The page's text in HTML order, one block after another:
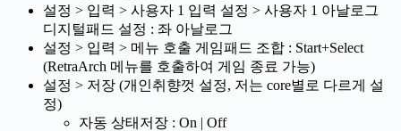
설정 > 입력 > 사용자 1 입력 설정 > 사용자 1 아날로그
디지털패드 설정 : 좌 아날로그
설정 > 입력 > 메뉴 호출 게임패드 조합 : Start+Select
(RetraArch 메뉴를 호출하여 게임 종료 가능)
설정 > 저장 (개인취향껏 설정, 저는 core별로 다르게 설
정)
자동 상태저장 : On | Off